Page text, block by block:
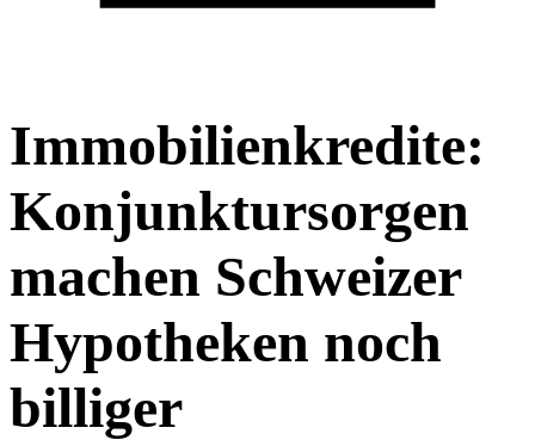
Immobilienkredite:
Konjunktursorgen
machen Schweizer
Hypotheken noch
billiger